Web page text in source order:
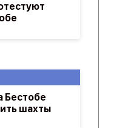
Бестобе
шахты